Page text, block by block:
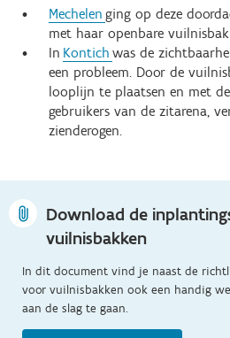
Mechelen ging op deze
met haar openbare
In Kontich was de
een probleem. Door de
looplijn te plaatsen en met
gebruikers van de zitarena,
zienderogen.
Download de
vuilnisbakken
In dit document vind je naast de
voor vuilnisbakken ook een handig
aan de slag te gaan.